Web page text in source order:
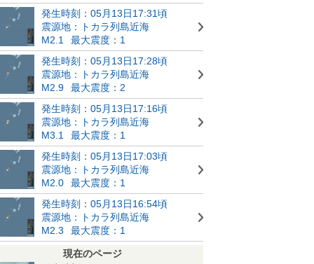
発生時刻：05月13日17:31頃
震源地：トカラ列島近海
M2.1
最大震度：1
発生時刻：05月13日17:28頃
震源地：トカラ列島近海
M2.9
最大震度：2
発生時刻：05月13日17:16頃
震源地：トカラ列島近海
M3.1
最大震度：1
発生時刻：05月13日17:03頃
震源地：トカラ列島近海
M2.0
最大震度：1
発生時刻：05月13日16:54頃
震源地：トカラ列島近海
M2.3
最大震度：1
現在のページ